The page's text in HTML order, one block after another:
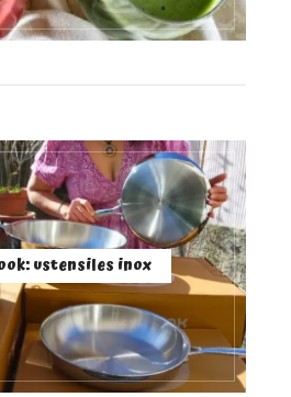
ustensiles inox